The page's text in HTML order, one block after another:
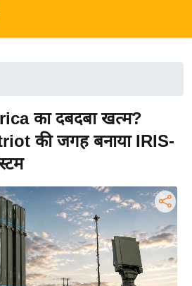
का दबदबा खत्म?
की जगह बनाया IRIS-